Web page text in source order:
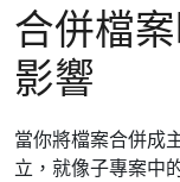
合併檔
影響
當你將檔案合併成
立，就像子專案中